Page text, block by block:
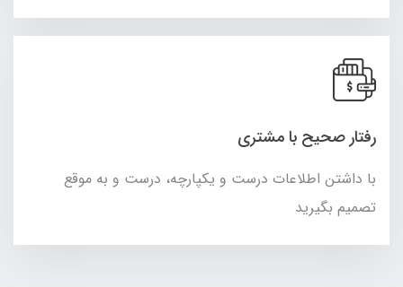
رفتار صحیح با مشتری
با داشتن اطلاعات درست و یکپارچه، درست و به موقع
تصمیم بگیرید